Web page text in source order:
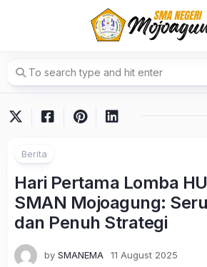
Berita
Hari Pertama Lomba
SMAN Mojoagung:
dan Penuh Strategi
by SMANEMA 11 August 2025